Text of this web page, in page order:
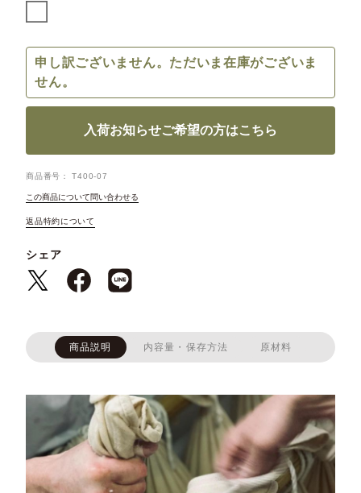
申し訳ございません。ただいま在庫がございま
せん。
入荷お知らせご希望の方はこちら
商品番号 T400-07
この商品について問い合わせる
返品特約について
シェア
商品説明 内容量・保存方法 原材料